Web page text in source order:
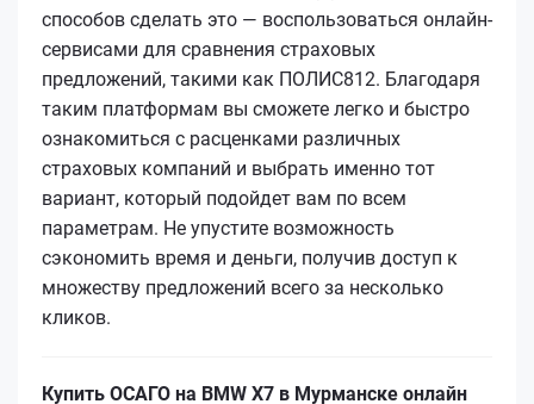
способов сделать это — воспользоваться онлайн-
сервисами для сравнения страховых
предложений, такими как ПОЛИС812. Благодаря
таким платформам вы сможете легко и быстро
ознакомиться с расценками различных
страховых компаний и выбрать именно тот
вариант, который подойдет вам по всем
параметрам. Не упустите возможность
сэкономить время и деньги, получив доступ к
множеству предложений всего за несколько
кликов.
Купить ОСАГО на BMW X7 в Мурманске онлайн